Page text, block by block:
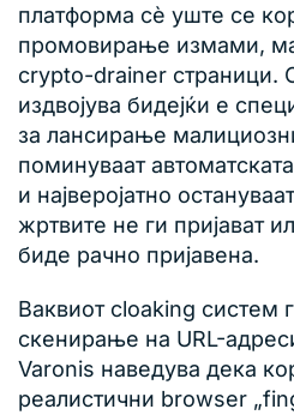
платформа сè уште се
промовирање измами,
crypto-drainer страници.
издвојува бидејќи е
за лансирање
поминуваат
и најверојатно
жртвите не ги пријават
биде рачно пријавена.
Ваквиот cloaking систем
скенирање на URL-
Varonis наведува дека
реалистични browser